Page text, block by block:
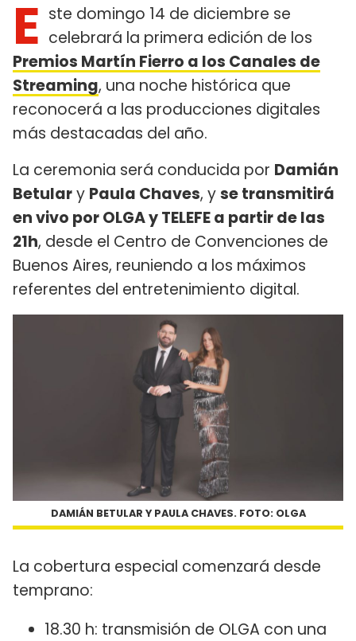
E ste domingo 14 de diciembre se
celebrará la primera edición de los
Premios Martín Fierro a los Canales de
Streaming, una noche histórica que
reconocerá a las producciones digitales
más destacadas del año.
La ceremonia será conducida por Damián
Betulary Paula Chaves, yse transmitirá
en vivo por OLGA y TELEFE a partir de las
21h, desde el Centro de Convenciones de
Buenos Aires, reuniendo a los máximos
referentes del entretenimiento digital.
DAMIÁN BETULAR Y PAULA CHAVES. FOTO: OLGA
La cobertura especial comenzará desde
temprano:
18.30 h: transmisión de OLGA con una